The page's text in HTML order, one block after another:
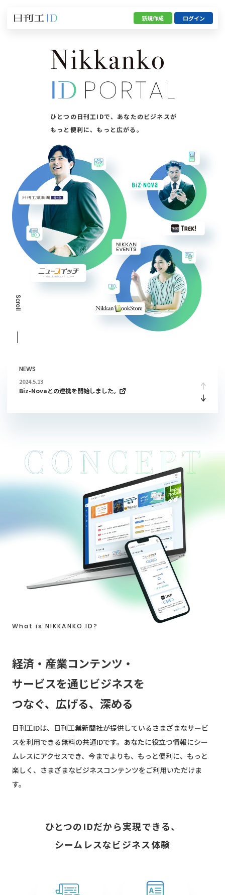
新規作成 ログイン
ひとつの日刊工IDで、 あなたのビジネスが
もっと便利に、もっと広がる。
Scroll
NEWS
2024.5.13
Biz-Novaとの連携を開始しました。
2023.1.23
日刊工業新聞電子版との連携を開始しました。
2022.12.20
ニュースイッチとの連携を開始しました。
TREK!との連携を開始しました。
2022.12.05
日刊工IDポータル サービスサイトを公開しました。
What is NIKKANKO ID?
経済・産業コンテンツ・
サービスを通じビジネスを
つなぐ、広げる、深める
日刊工IDは、日刊工業新聞社が提供しているさまざまなサービ
スを利用できる無料の共通IDです。あなたに役立つ情報にシー
ムレスにアクセスでき、今までよりも、もっと便利に、もっと
楽しく、さまざまなビジネスコンテンツをご利用いただけま
す。
ひとつのIDだから実現できる、
シームレスなビジネス体験